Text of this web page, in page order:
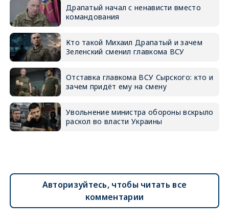
Драпатый начал с ненависти вместо
командования
Кто такой Михаил Драпатый и зачем
Зеленский сменил главкома ВСУ
Отставка главкома ВСУ Сырского: кто и
зачем придёт ему на смену
Увольнение министра обороны вскрыло
раскол во власти Украины
Авторизуйтесь, чтобы читать все
комментарии